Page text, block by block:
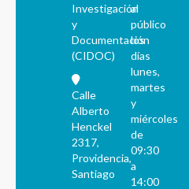
Investigación
y
Documentación
(CIDOC)
Calle
Alberto
Henckel
2317,
Providencia,
Santiago
al
público
los
días
lunes,
martes
y
miércoles
de
09:30
a
14:00